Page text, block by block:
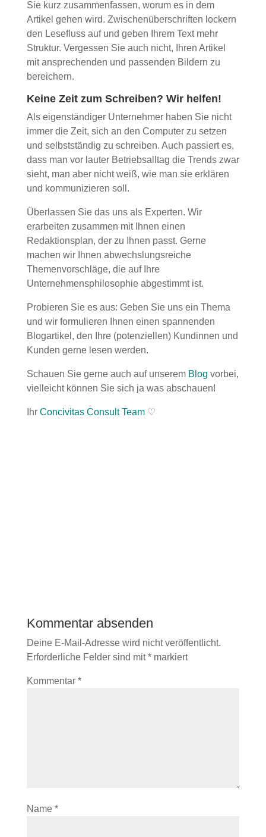
Sie kurz zusammenfassen, worum es in dem
Artikel gehen wird. Zwischenüberschriften lockern
den Lesefluss auf und geben Ihrem Text mehr
Struktur. Vergessen Sie auch nicht, Ihren Artikel
mit ansprechenden und passenden Bildern zu
bereichern.
Keine Zeit zum Schreiben? Wir helfen!
Als eigenständiger Unternehmer haben Sie nicht
immer die Zeit, sich an den Computer zu setzen
und selbstständig zu schreiben. Auch passiert es,
dass man vor lauter Betriebsalltag die Trends zwar
sieht, man aber nicht weiß, wie man sie erklären
und kommunizieren soll.
Überlassen Sie das uns als Experten. Wir
erarbeiten zusammen mit Ihnen einen
Redaktionsplan, der zu Ihnen passt. Gerne
machen wir Ihnen abwechslungsreiche
Themenvorschläge, die auf Ihre
Unternehmensphilosophie abgestimmt ist.
Probieren Sie es aus: Geben Sie uns ein Thema
und wir formulieren Ihnen einen spannenden
Blogartikel, den Ihre (potenziellen) Kundinnen und
Kunden gerne lesen werden.
Schauen Sie gerne auch auf unserem Blog vorbei,
vielleicht können Sie sich ja was abschauen!
Ihr Concivitas Consult Team♡
Kommentar absenden
Deine E-Mail-Adresse wird nicht veröffentlicht.
Erforderliche Felder sind mit*markiert
Kommentar *
Name *